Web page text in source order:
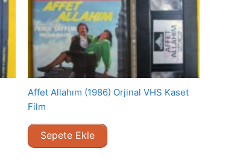
Affet Allahım (1986) Orjinal VHS Kaset
Film
Sepete Ekle